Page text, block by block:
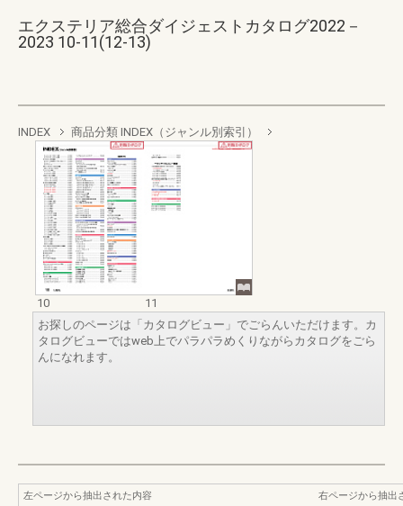
エクステリア総合ダイジェストカタログ2022－
2023 10-11(12-13)
INDEX 商品分類 INDEX（ジャンル別索引）
10
11
お探しのページは「カタログビュー」でごらんいただけます。カ
タログビューではweb上でパラパラめくりながらカタログをごら
んになれます。
左ページから抽出された内容
右ページから抽出